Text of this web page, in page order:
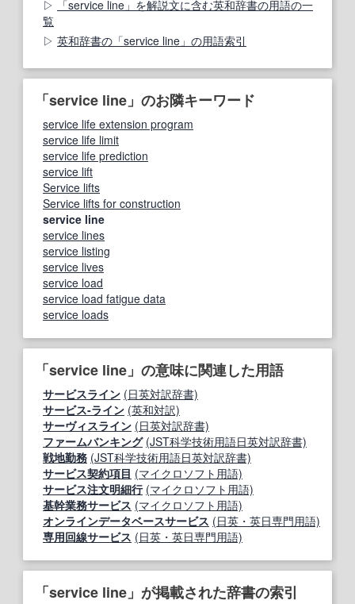
「service line」を解説文に含む英和辞書の用語の一
覧
英和辞書の「service line」の用語索引
「service line」のお隣キーワード
service life extension program
service life limit
service life prediction
service lift
Service lifts
Service lifts for construction
service line
service lines
service listing
service lives
service load
service load fatigue data
service loads
「service line」の意味に関連した用語
サービスライン (日英対訳辞書)
サービス‐ライン (英和対訳)
サーヴィスライン (日英対訳辞書)
ファームバンキング (JST科学技術用語日英対訳辞書)
戦地勤務 (JST科学技術用語日英対訳辞書)
サービス契約項目 (マイクロソフト用語)
サービス注文明細行 (マイクロソフト用語)
基幹業務サービス (マイクロソフト用語)
オンラインデータベースサービス (日英・英日専門用語)
専用回線サービス (日英・英日専門用語)
「service line」が掲載された辞書の索引